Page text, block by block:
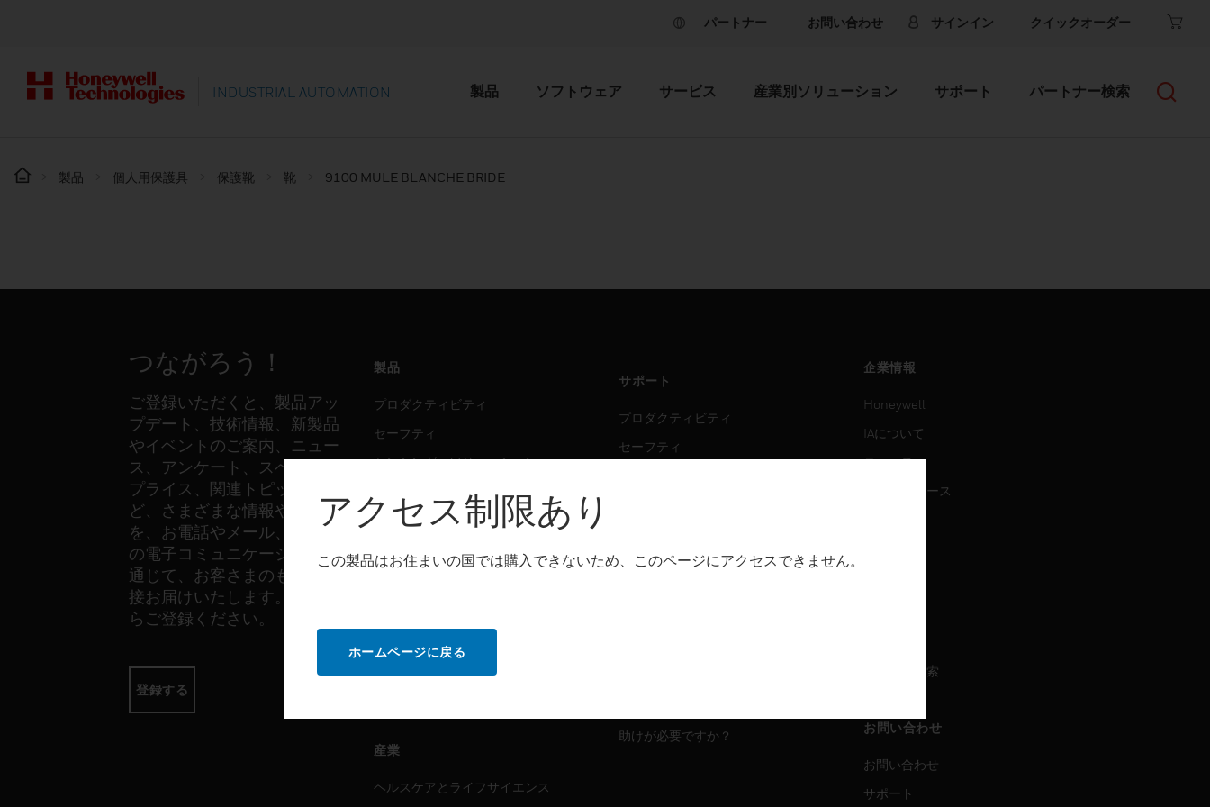
パートナー お問い合わせ サインイン クイックオーダー
INDUSTRIAL AUTOMATION 製品 ソフトウェア サービス 産業別ソリューション サポート パートナー検索
製品 個人用保護具 保護靴 靴 9100 MULE BLANCHE BRIDE
つながろう！
ご登録いただくと、製品アッ
プデート、技術情報、新製品
やイベントのご案内、ニュー
ス、アンケート、スペシャル
プライス、関連トピックな
ど、さまざまな情報やご案内
を、お電話やメール、その他
の電子コミュニケーションを
通じて、お客さまのもとへ直
接お届けいたします。以下か
らご登録ください。
登録する
製品
プロダクティビティ
セーフティ
センシング・ソリューション
ソフトウェア
プロダクティビティ
プロダクティビティ
産業
ヘルスケアとライフサイエンス
サポート
プロダクティビティ
セーフティ
プロダクティビティ
助けが必要ですか？
企業情報
Honeywell
IAについて
ニュース
プレスリリース
求人情報検索
お問い合わせ
お問い合わせ
サポート
アクセス制限あり
この製品はお住まいの国では購入できないため、このページにアクセスできません。
ホームページに戻る